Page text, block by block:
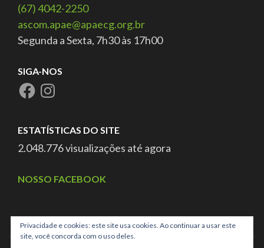
(67) 4042-2250
ascom.apae@apaecg.org.br
Segunda a Sexta, 7h30 às 17h00
SIGA-NOS
ESTATÍSTICAS DO SITE
2.048.776 visualizações até agora
NOSSO FACEBOOK
Privacidade e cookies: este site usa cookies. Ao continuar a usar este
site, você concorda com o uso deles.